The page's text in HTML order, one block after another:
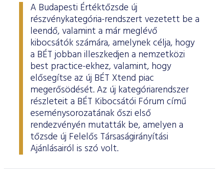
A Budapesti Értéktőzsde új
részvénykategória-rendszert vezetett be a
leendő, valamint a már meglévő
kibocsátók számára, amelynek célja, hogy
a BÉT jobban illeszkedjen a nemzetközi
best practice-ekhez, valamint, hogy
elősegítse az új BÉT Xtend piac
megerősödését. Az új kategóriarendszer
részleteit a BÉT Kibocsátói Fórum című
eseménysorozatának őszi első
rendezvényén mutatták be, amelyen a
tőzsde új Felelős Társaságirányítási
Ajánlásairól is szó volt.